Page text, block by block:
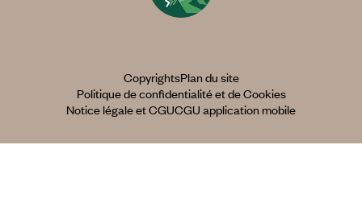
CopyrightsPlan du site
Politique de confidentialité et de Cookies
Notice légale et CGUCGU application mobile